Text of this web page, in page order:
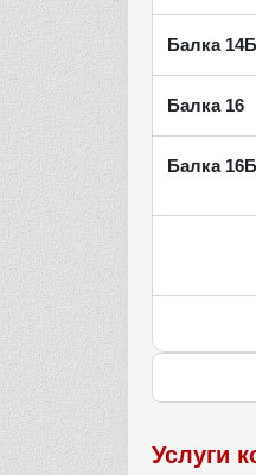
Балка
Балка 16
Балка
Услуги